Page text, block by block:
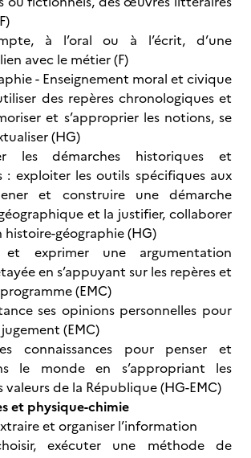
à l’oral ou à l’écrit, d’une
avec le métier (F)
- Enseignement moral et civique
des repères chronologiques et
et s’approprier les notions, se
(HG)
les démarches historiques et
: exploiter les outils spécifiques aux
et construire une démarche
et la justifier, collaborer
histoire-géographie (HG)
exprimer une argumentation
en s’appuyant sur les repères et
(EMC)
ses opinions personnelles pour
(EMC)
connaissances pour penser et
le monde en s’appropriant les
valeurs de la République (HG-EMC)
et physique-chimie
et organiser l’information
exécuter une méthode de